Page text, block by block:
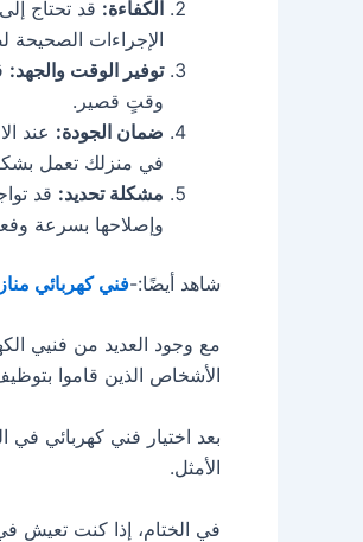
الكفاءة: قد تحتاج
الإجراءات الصحيحة
توفير الوقت والجهد:
وقتٍ قصير.
ضمان الجودة: عند
في منزلك تعمل
مشكلة تحديد: قد
وإصلاحها بسرعة
شاهد أيضًا:-فني كهربائي
مع وجود العديد من فنيي
الأشخاص الذين قاموا
بعد اختيار فني كهربائي
الأمثل.
في الختام، إذا كنت تعيش